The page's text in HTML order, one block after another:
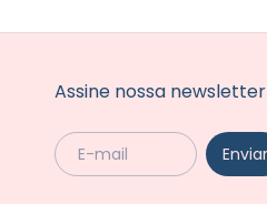
Assine nossa newsletter